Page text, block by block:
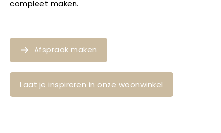
compleet maken.
Afspraak maken
Laat je inspireren in onze woonwinkel